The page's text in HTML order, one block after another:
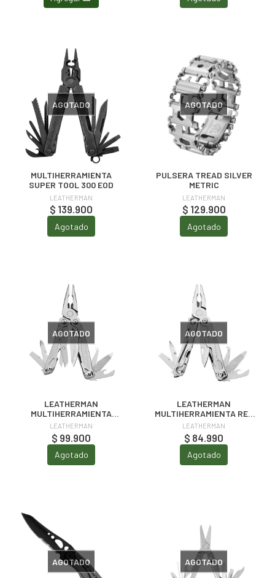
AGOTADO
MULTIHERRAMIENTA
SUPER TOOL 300 EOD
LEATHERMAN
$ 139.900
Agotado
AGOTADO
PULSERA TREAD SILVER
METRIC
LEATHERMAN
$ 129.900
Agotado
AGOTADO
LEATHERMAN
MULTIHERRAMIENTA
WINGMAN C/ FUNDA
LEATHERMAN
$ 99.900
Agotado
AGOTADO
LEATHERMAN
MULTIHERRAMIENTA REV
BOX S/ FUNDA
LEATHERMAN
$ 84.990
Agotado
AGOTADO AGOTADO